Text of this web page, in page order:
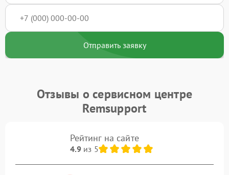
Отправить заявку
Отзывы о сервисном центре
Remsupport
Рейтинг на сайте
4.9из 5